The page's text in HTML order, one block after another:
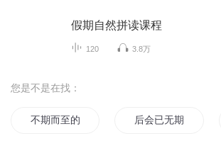
假期自然拼读课程
120 3.8万
您是不是在找：
不期而至的美好 后会已无期